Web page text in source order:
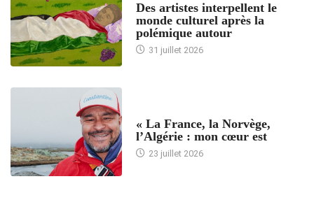
Des artistes interpellent le
monde culturel après la
polémique autour
31 juillet 2026
« La France, la Norvège,
l’Algérie : mon cœur est
23 juillet 2026